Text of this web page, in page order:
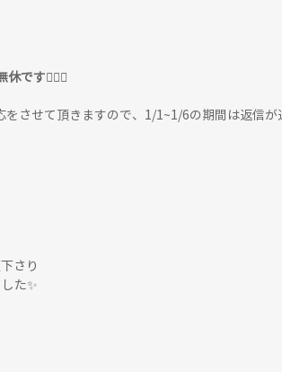
です🧚‍♀️✨
をさせて頂きますので、1/1~1/6の期間は返信
さり
た✨